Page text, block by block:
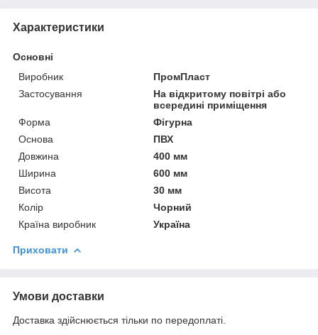
Характеристики
Основні
Виробник
ПромПласт
Застосування
На відкритому повітрі або
всередині приміщення
Форма
Фігурна
Основа
ПВХ
Довжина
400 мм
Ширина
600 мм
Висота
30 мм
Колір
Чорний
Країна виробник
Україна
Приховати
Умови доставки
Доставка здійснюється тільки по передоплаті.